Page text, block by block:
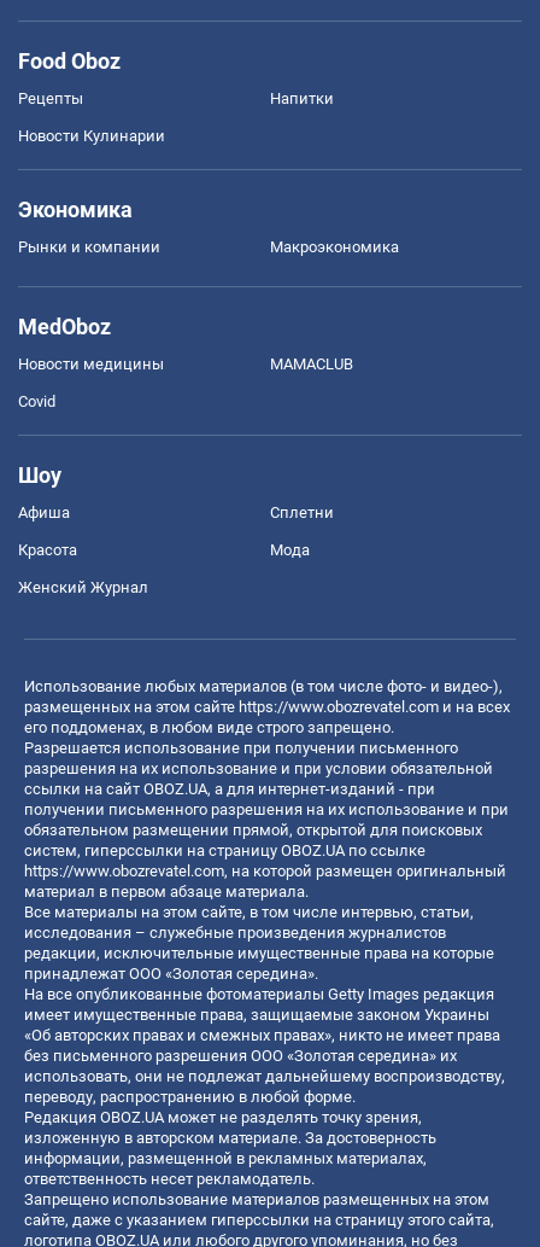
Food Oboz
Рецепты Напитки
Новости Кулинарии
Экономика
Рынки и компании Mакроэкономика
MedOboz
Новости медицины MAMACLUB
Covid
Шоу
Афиша Сплетни
Красота Мода
Женский Журнал
Использование любых материалов (в том числе фото- и видео-),
размещенных на этом сайте https://www.obozrevatel.com и на всех
его поддоменах, в любом виде строго запрещено.
Разрешается использование при получении письменного
разрешения на их использование и при условии обязательной
ссылки на сайт OBOZ.UA, а для интернет-изданий - при
получении письменного разрешения на их использование и при
обязательном размещении прямой, открытой для поисковых
систем, гиперссылки на страницу OBOZ.UA по ссылке
https://www.obozrevatel.com, на которой размещен оригинальный
материал в первом абзаце материала.
Все материалы на этом сайте, в том числе интервью, статьи,
исследования – служебные произведения журналистов
редакции, исключительные имущественные права на которые
принадлежат ООО «Золотая середина».
На все опубликованные фотоматериалы Getty Images редакция
имеет имущественные права, защищаемые законом Украины
«Об авторских правах и смежных правах», никто не имеет права
без письменного разрешения ООО «Золотая середина» их
использовать, они не подлежат дальнейшему воспроизводству,
переводу, распространению в любой форме.
Редакция OBOZ.UA может не разделять точку зрения,
изложенную в авторском материале. За достоверность
информации, размещенной в рекламных материалах,
ответственность несет рекламодатель.
Запрещено использование материалов размещенных на этом
сайте, даже с указанием гиперссылки на страницу этого сайта,
логотипа OBOZ.UA или любого другого упоминания, но без